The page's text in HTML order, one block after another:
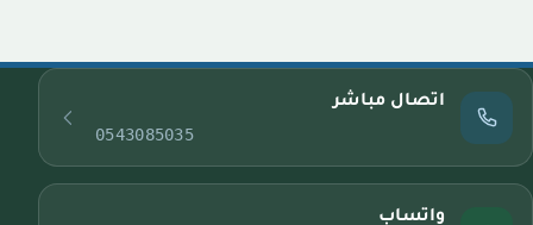
اتصال مباشر
0543085035
واتساب